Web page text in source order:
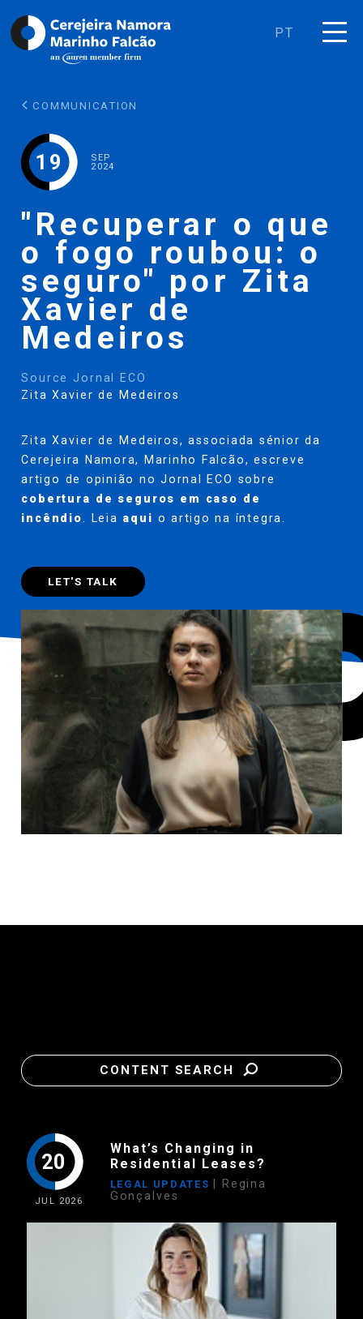
PT
COMMUNICATION
19 SEP
2024
"Recuperar o que
o fogo roubou: o
seguro" por Zita
Xavier de
Medeiros
Source Jornal ECO
Zita Xavier de Medeiros
Zita Xavier de Medeiros, associada sénior da
Cerejeira Namora, Marinho Falcão, escreve
artigo de opinião no Jornal ECO sobre
cobertura de seguros em caso de
incêndio
. Leia aqui o artigo na íntegra.
LET'S TALK
CONTENT SEARCH
20
JUL 2026
What’s Changing in
Residential Leases?
LEGAL UPDATES
| Regina
Gonçalves